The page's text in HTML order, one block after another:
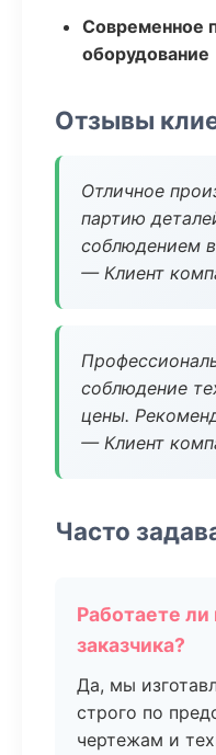
Современное
оборудование
Отзывы
Отличное
партию
соблюдением
— Клиент
соблюдение
цены.
— Клиент
Часто
Работаете
заказчика?
Да, мы
строго по
чертежам и